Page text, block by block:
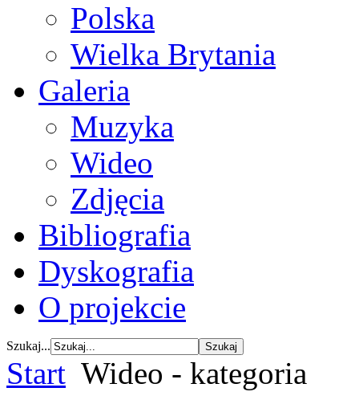
Polska
Wielka Brytania
Galeria
Muzyka
Wideo
Zdjęcia
Bibliografia
Dyskografia
O projekcie
Szukaj...
Start Wideo - kategoria